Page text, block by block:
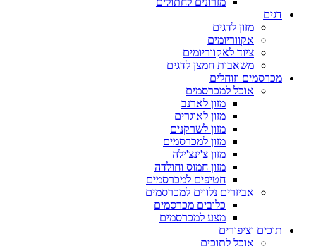
דגים
מזון לדגים
אקווריומים
ציוד לאקווריומים
משאבות חמצן לדגים
מכרסמים וזוחלים
אוכל למכרסמים
מזון לארנב
מזון לאוגרים
מזון לשרקנים
מזון למכרסמים
מזון צ'ינצ'ילה
מזון חמוס וחולדה
חטיפים למכרסמים
אביזרים נלווים למכרסמים
כלובים מכרסמים
מצע למכרסמים
תוכים וציפורים
אוכל לתוכים